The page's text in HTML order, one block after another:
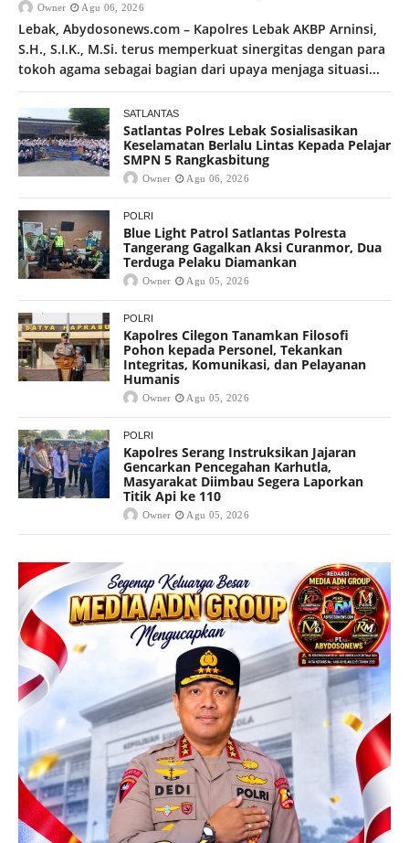
Owner Agu 06, 2026
Lebak, Abydosonews.com – Kapolres Lebak AKBP Arninsi,
S.H., S.I.K., M.Si. terus memperkuat sinergitas dengan para
tokoh agama sebagai bagian dari upaya menjaga situasi...
SATLANTAS
Satlantas Polres Lebak Sosialisasikan
Keselamatan Berlalu Lintas Kepada Pelajar
SMPN 5 Rangkasbitung
Owner Agu 06, 2026
POLRI
Blue Light Patrol Satlantas Polresta
Tangerang Gagalkan Aksi Curanmor, Dua
Terduga Pelaku Diamankan
Owner Agu 05, 2026
POLRI
Kapolres Cilegon Tanamkan Filosofi
Pohon kepada Personel, Tekankan
Integritas, Komunikasi, dan Pelayanan
Humanis
Owner Agu 05, 2026
POLRI
Kapolres Serang Instruksikan Jajaran
Gencarkan Pencegahan Karhutla,
Masyarakat Diimbau Segera Laporkan
Titik Api ke 110
Owner Agu 05, 2026